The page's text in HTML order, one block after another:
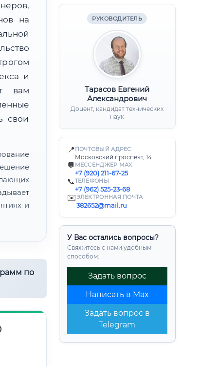
РУКОВОДИТЕЛЬ
Тарасов Евгений
Александрович
Доцент, кандидат технических
наук
📍 ПОЧТОВЫЙ АДРЕС
Московский проспект, 14
💬 МЕССЕНДЖЕР MAX
+7 (920) 211-67-25
📞ТЕЛЕФОНЫ
+7 (962) 525-23-68
✉️ЭЛЕКТРОННАЯ ПОЧТА
382652@mail.ru
У Вас остались вопросы?
Свяжитесь с нами удобным
способом:
Задать вопрос
Написать в Max
Задать вопрос в
Telegram
на
и
вам
свои
и
по